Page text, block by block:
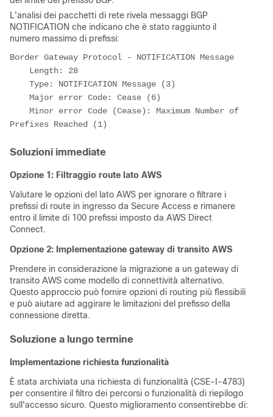
L'analisi dei pacchetti di rete rivela messaggi BGP
NOTIFICATION che indicano che è stato raggiunto il
numero massimo di prefissi:
Border Gateway Protocol - NOTIFICATION Message
Prefixes Reached (1)
Soluzioni immediate
Opzione 1: Filtraggio route lato AWS
Valutare le opzioni del lato AWS per ignorare o filtrare i
prefissi di route in ingresso da Secure Access e rimanere
entro il limite di 100 prefissi imposto da AWS Direct
Connect.
Opzione 2: Implementazione gateway di transito AWS
Prendere in considerazione la migrazione a un gateway di
transito AWS come modello di connettività alternativo.
Questo approccio può fornire opzioni di routing più flessibili
e può aiutare ad aggirare le limitazioni del prefisso della
connessione diretta.
Soluzione a lungo termine
Implementazione richiesta funzionalità
È stata archiviata una richiesta di funzionalità (CSE-I-4783)
per consentire il filtro dei percorsi o funzionalità di riepilogo
sull'accesso sicuro. Questo miglioramento consentirebbe di: